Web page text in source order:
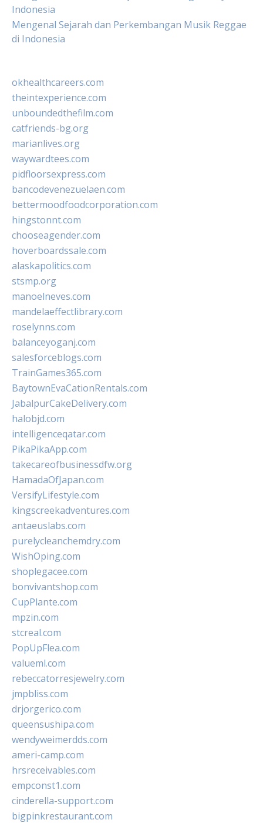
Indonesia
Mengenal Sejarah dan Perkembangan Musik Reggae
di Indonesia
okhealthcareers.com
theintexperience.com
unboundedthefilm.com
catfriends-bg.org
marianlives.org
waywardtees.com
pidfloorsexpress.com
bancodevenezuelaen.com
bettermoodfoodcorporation.com
hingstonnt.com
chooseagender.com
hoverboardssale.com
alaskapolitics.com
stsmp.org
manoelneves.com
mandelaeffectlibrary.com
roselynns.com
balanceyoganj.com
salesforceblogs.com
TrainGames365.com
BaytownEvaCationRentals.com
JabalpurCakeDelivery.com
halobjd.com
intelligenceqatar.com
PikaPikaApp.com
takecareofbusinessdfw.org
HamadaOfJapan.com
VersifyLifestyle.com
kingscreekadventures.com
antaeuslabs.com
purelycleanchemdry.com
WishOping.com
shoplegacee.com
bonvivantshop.com
CupPlante.com
mpzin.com
stcreal.com
PopUpFlea.com
valueml.com
rebeccatorresjewelry.com
jmpbliss.com
drjorgerico.com
queensushipa.com
wendyweimerdds.com
ameri-camp.com
hrsreceivables.com
empconst1.com
cinderella-support.com
bigpinkrestaurant.com